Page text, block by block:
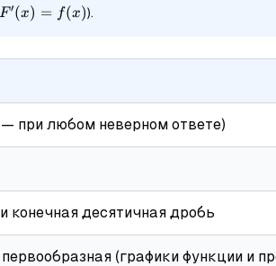
F'(x)=f(x)
F ′(x) = f(x)).
при любом неверном ответе)
конечная десятичная дробь
(графики функции и